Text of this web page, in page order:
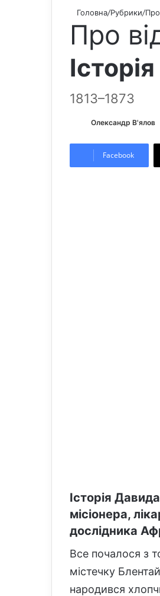
Головна/Рубрики/
Про
1813–1873
Олександр В'ялов
Facebook
Історія
місіонера,
дослідника
Все почалося з
містечку
народився